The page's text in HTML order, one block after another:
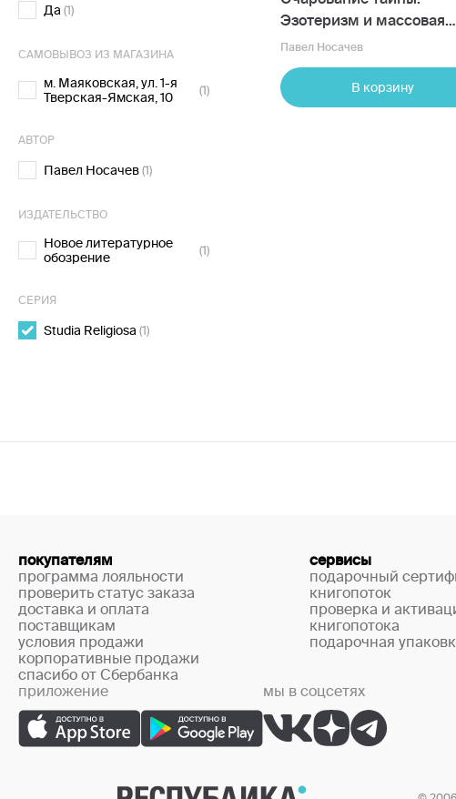
Да (1)
САМОВЫВОЗ ИЗ МАГАЗИНА
м. Маяковская, ул. 1-я
Тверская-Ямская, 10
(1)
АВТОР
Павел Носачев(1)
ИЗДАТЕЛЬСТВО
Новое литературное
обозрение
(1)
СЕРИЯ
Studia Religiosa (1)
Эзотеризм и массовая
культура
Павел Носачев
В корзину
покупателям
программа лояльности
проверить статус заказа
доставка и оплата
поставщикам
условия продажи
корпоративные продажи
спасибо от Сбербанка
сервисы
подарочный
книгопоток
проверка и
книгопотока
подарочная
приложение мы в соцсетях